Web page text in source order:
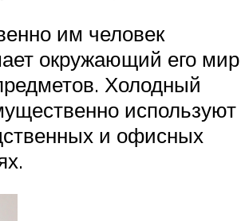
им человек
окружающий его мир
Холодный
используют
и офисных